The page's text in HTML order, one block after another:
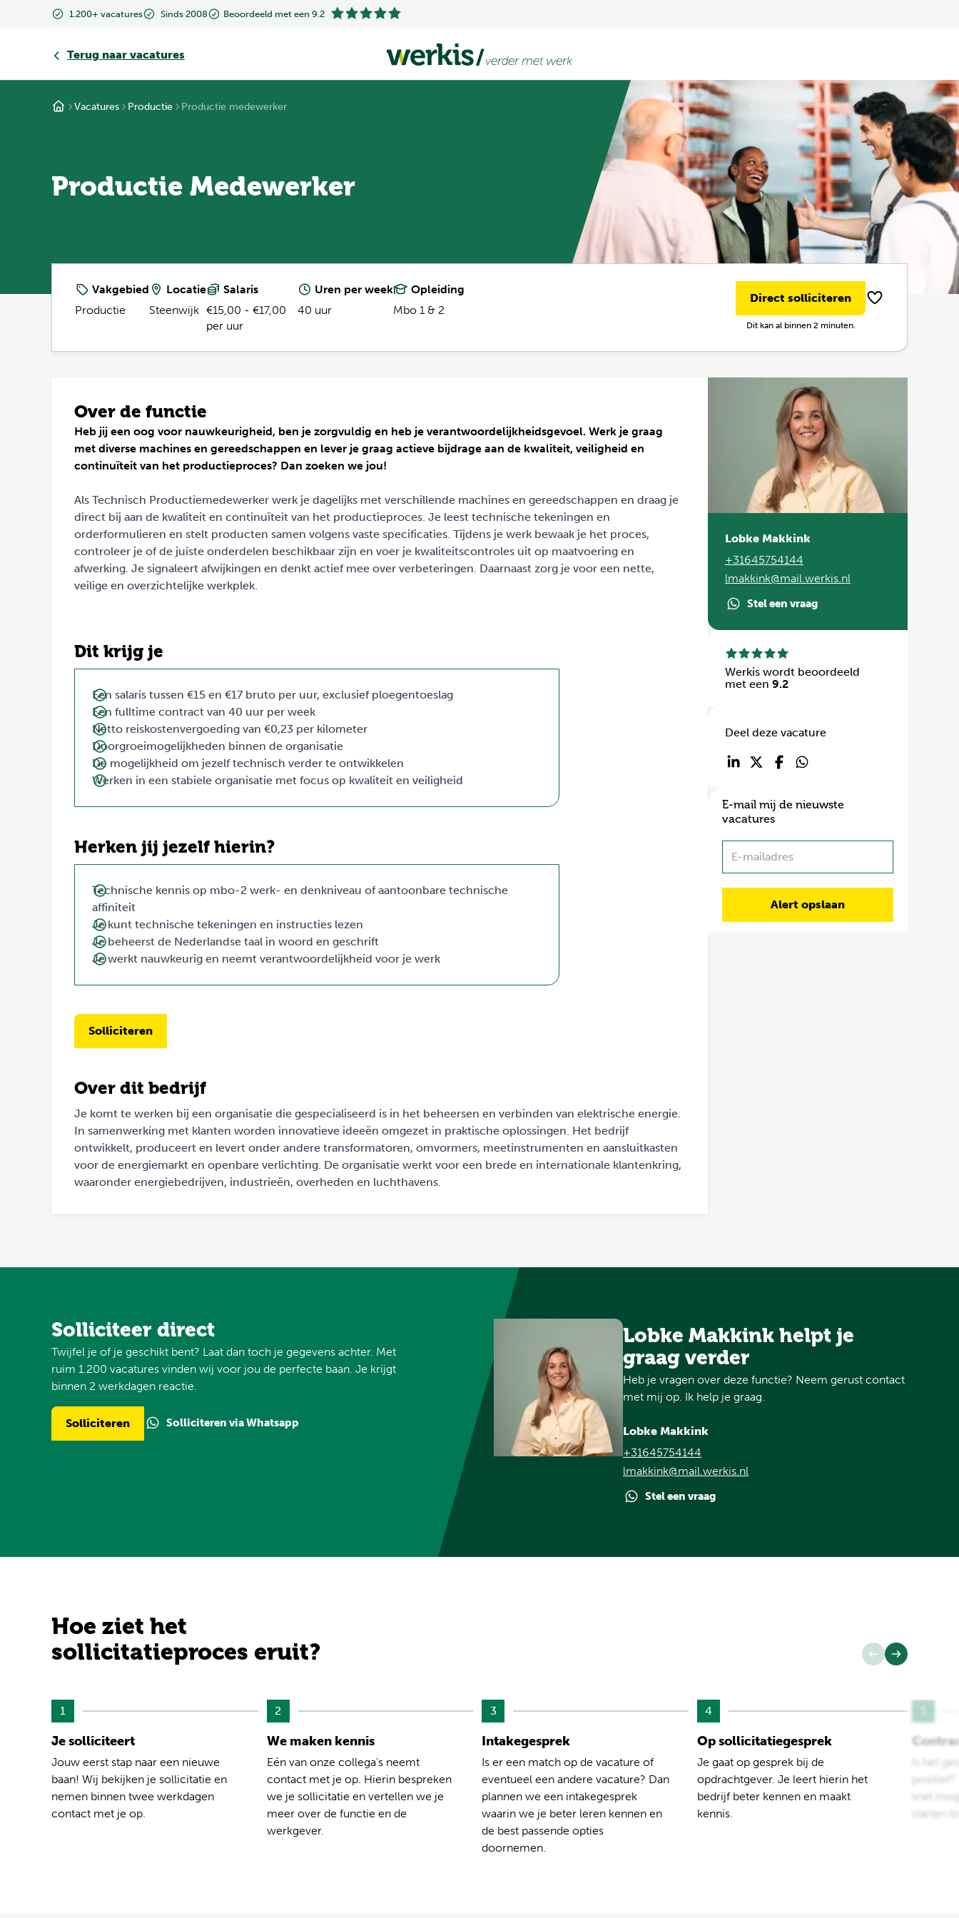
1.200+ vacatures Sinds 2008 Beoordeeld met een 9.2
Terug naar vacatures
Vacatures Productie Productie medewerker
Productie Medewerker
Vakgebied
Productie
Locatie
Steenwijk
Salaris
€15,00 - €17,00
per uur
Uren per week
40 uur
Opleiding
Mbo 1 & 2
Direct solliciteren
Dit kan al binnen 2 minuten.
Over de functie
Heb jij een oog voor nauwkeurigheid, ben je zorgvuldig en heb je verantwoordelijkheidsgevoel. Werk je graag
met diverse machines en gereedschappen en lever je graag actieve bijdrage aan de kwaliteit, veiligheid en
continuïteit van het productieproces? Dan zoeken we jou!
Als Technisch Productiemedewerker werk je dagelijks met verschillende machines en gereedschappen en draag je
direct bij aan de kwaliteit en continuïteit van het productieproces. Je leest technische tekeningen en
orderformulieren en stelt producten samen volgens vaste specificaties. Tijdens je werk bewaak je het proces,
controleer je of de juiste onderdelen beschikbaar zijn en voer je kwaliteitscontroles uit op maatvoering en
afwerking. Je signaleert afwijkingen en denkt actief mee over verbeteringen. Daarnaast zorg je voor een nette,
veilige en overzichtelijke werkplek.
Dit krijg je
Een salaris tussen €15 en €17 bruto per uur, exclusief ploegentoeslag
Een fulltime contract van 40 uur per week
Netto reiskostenvergoeding van €0,23 per kilometer
Doorgroeimogelijkheden binnen de organisatie
De mogelijkheid om jezelf technisch verder te ontwikkelen
Werken in een stabiele organisatie met focus op kwaliteit en veiligheid
Herken jij jezelf hierin?
Technische kennis op mbo-2 werk- en denkniveau of aantoonbare technische
affiniteit
Je kunt technische tekeningen en instructies lezen
Je beheerst de Nederlandse taal in woord en geschrift
Je werkt nauwkeurig en neemt verantwoordelijkheid voor je werk
Solliciteren
Over dit bedrijf
Je komt te werken bij een organisatie die gespecialiseerd is in het beheersen en verbinden van elektrische energie.
In samenwerking met klanten worden innovatieve ideeën omgezet in praktische oplossingen. Het bedrijf
ontwikkelt, produceert en levert onder andere transformatoren, omvormers, meetinstrumenten en aansluitkasten
voor de energiemarkt en openbare verlichting. De organisatie werkt voor een brede en internationale klantenkring,
waaronder energiebedrijven, industrieën, overheden en luchthavens.
Lobke Makkink
+31645754144
lmakkink@mail.werkis.nl
Stel een vraag
Werkis wordt beoordeeld
met een 9.2
Deel deze vacature
E-mail mij de nieuwste
vacatures
Solliciteer direct
Twijfel je of je geschikt bent? Laat dan toch je gegevens achter. Met
ruim 1.200 vacatures vinden wij voor jou de perfecte baan. Je krijgt
binnen 2 werkdagen reactie.
Solliciteren Solliciteren via Whatsapp
Lobke Makkink helpt je
graag verder
Heb je vragen over deze functie? Neem gerust contact
met mij op. Ik help je graag.
Lobke Makkink
+31645754144
lmakkink@mail.werkis.nl
Stel een vraag
Hoe ziet het
sollicitatieproces eruit?
1
Je solliciteert
Jouw eerst stap naar een nieuwe
baan! Wij bekijken je sollicitatie en
nemen binnen twee werkdagen
contact met je op.
2
We maken kennis
Eén van onze collega's neemt
contact met je op. Hierin bespreken
we je sollicitatie en vertellen we je
meer over de functie en de
werkgever.
3
Intakegesprek
Is er een match op de vacature of
eventueel een andere vacature? Dan
plannen we een intakegesprek
waarin we je beter leren kennen en
de best passende opties
doornemen.
4
Op sollicitatiegesprek
Je gaat op gesprek bij de
opdrachtgever. Je leert hierin het
bedrijf beter kennen en maakt
kennis.
Is het
snel
starten